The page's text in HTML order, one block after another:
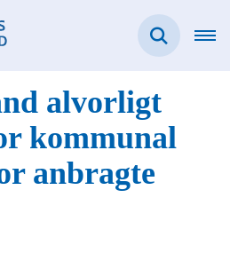
alvorligt
kommunal
anbragte